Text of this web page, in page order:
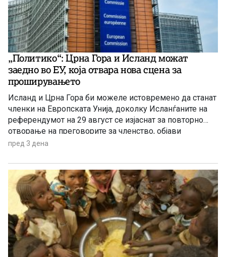
„Политико“: Црна Гора и Исланд можат
заедно во ЕУ, која отвара нова сцена за
проширувањето
Исланд и Црна Гора би можеле истовремено да станат
членки на Европската Унија, доколку Исланѓаните на
референдумот на 29 август се изјаснат за повторно
отворање на преговорите за членство, објави
„Политико“, повикувајќи се на европски претставници
пред 3 дена